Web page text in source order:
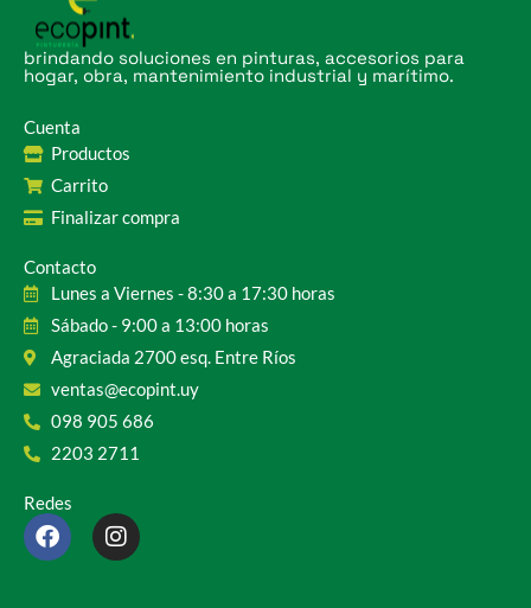
brindando soluciones en pinturas, accesorios para
hogar, obra, mantenimiento industrial y marítimo.
Cuenta
Productos
Carrito
Finalizar compra
Contacto
Lunes a Viernes - 8:30 a 17:30 horas
Sábado - 9:00 a 13:00 horas
Agraciada 2700 esq. Entre Ríos
ventas@ecopint.uy
098 905 686
2203 2711
Redes
F
a
I
n